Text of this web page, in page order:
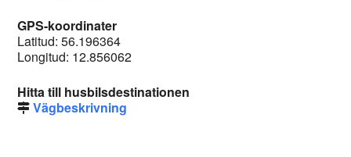
GPS-koordinater
Latitud: 56.196364
Longitud: 12.856062
Hitta till husbilsdestinationen
Vägbeskrivning